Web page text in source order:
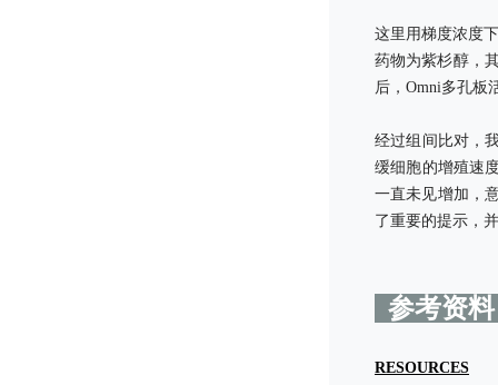
这里用梯度浓度
药物为紫杉醇，
后，Omni多孔板
经过组间比对，
缓细胞的增殖速
一直未见增加，
了重要的提示，
参考资
RESOURCES